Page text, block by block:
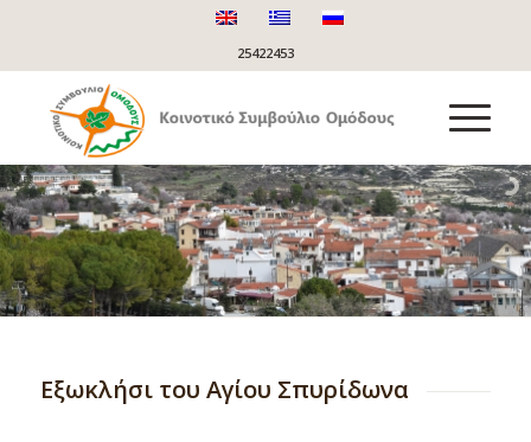
25422453
Εξωκλήσι του Αγίου Σπυρίδωνα